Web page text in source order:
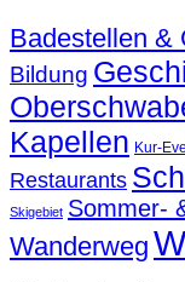
Badestellen &
Bildung
Kapellen Kur-
Restaurants
Skigebiet Sommer-
Wanderweg